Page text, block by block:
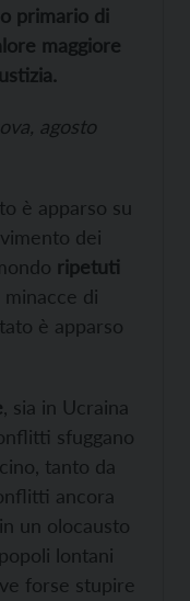
primario di
maggiore
agosto
è apparso su
dei
ripetuti
minacce di
è apparso
, sia in Ucraina
sfuggano
tanto da
ancora
un olocausto
lontani
forse stupire